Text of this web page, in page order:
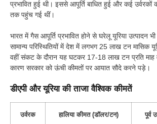
प्रभावित हुई थी। इससे आपूर्ति बाधित हुई और कई उर्वरकों
तक पहुंच गई थीं।
भारत में गैस आपूर्ति प्रभावित होने से घरेलू यूरिया उत्पादन
सामान्य परिस्थितियों में देश में लगभग 25 लाख टन मासिक
वहीं संकट के दौरान यह घटकर 17-18 लाख टन प्रति माह
कारण सरकार को ऊंची कीमतों पर आयात सौदे करने पड़े।
डीएपी और यूरिया की ताजा वैश्विक कीमतें
उर्वरक हालिया कीमत (डॉलर/टन) पूर्व